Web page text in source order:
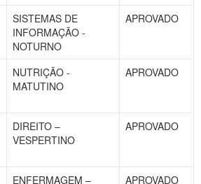
SISTEMAS DE
INFORMAÇÃO -
NOTURNO
APROVADO
NUTRIÇÃO -
MATUTINO
APROVADO
DIREITO –
VESPERTINO
APROVADO
ENFERMAGEM – APROVADO